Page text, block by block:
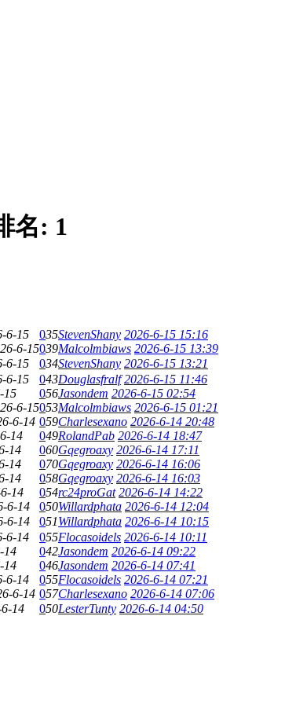
名: 1
6-15 035StevenShany 2026-6-15 15:16
6-15039Malcolmbiaws 2026-6-15 13:39
6-15 034StevenShany 2026-6-15 13:21
6-15 043Douglasfralf 2026-6-15 11:46
15 056Jasondem 2026-6-15 02:54
6-15053Malcolmbiaws 2026-6-15 01:21
6-14 059Charlesexano 2026-6-14 20:48
14 049RolandPab 2026-6-14 18:47
14 060Gqegroaxy 2026-6-14 17:11
14 070Gqegroaxy 2026-6-14 16:06
14 058Gqegroaxy 2026-6-14 16:03
14 054rc24proGat 2026-6-14 14:22
6-14 050Willardphata 2026-6-14 12:04
6-14 051Willardphata 2026-6-14 10:15
6-14 055Flocasoidels 2026-6-14 10:11
14 042Jasondem 2026-6-14 09:22
14 046Jasondem 2026-6-14 07:41
6-14 055Flocasoidels 2026-6-14 07:21
6-14 057Charlesexano 2026-6-14 07:06
14 050LesterTunty 2026-6-14 04:50